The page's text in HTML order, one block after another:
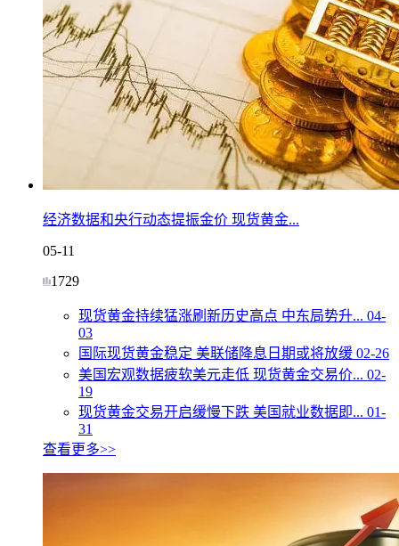
经济数据和央行动态提振金价 现货黄金...
05-11
1729
现货黄金持续猛涨刷新历史高点 中东局势升... 04-
03
国际现货黄金稳定 美联储降息日期或将放缓 02-26
美国宏观数据疲软美元走低 现货黄金交易价... 02-
19
现货黄金交易开启缓慢下跌 美国就业数据即... 01-
31
查看更多>>